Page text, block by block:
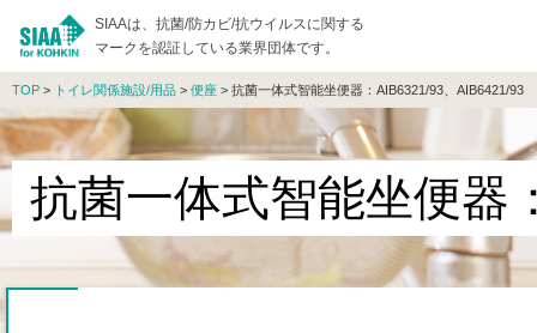
SIAAは、抗菌/防カビ/抗ウイルスに関する
マークを認証している業界団体です。
TOP > トイレ関係施設/用品 > 便座 > 抗菌一体式智能坐便器：AIB6321/93、AIB6421/93
抗菌一体式智能坐便器